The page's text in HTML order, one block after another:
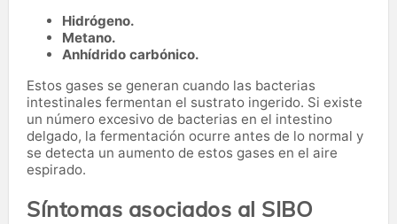
Hidrógeno.
Metano.
Anhídrido carbónico.
Estos gases se generan cuando las bacterias
intestinales fermentan el sustrato ingerido. Si existe
un número excesivo de bacterias en el intestino
delgado, la fermentación ocurre antes de lo normal y
se detecta un aumento de estos gases en el aire
espirado.
Síntomas asociados al SIBO